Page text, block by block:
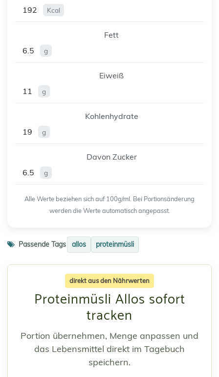
192
Kcal
Fett
6.5
g
Eiweiß
11
g
Kohlenhydrate
19
g
Davon Zucker
6.5
g
Alle Werte beziehen sich auf 100g/ml. Bei Portionsänderung
werden die Werte automatisch angepasst.
Passende Tags allos proteinmüsli
direkt aus den Nährwerten
Proteinmüsli Allos sofort
tracken
Portion übernehmen, Menge anpassen und
das Lebensmittel direkt im Tagebuch
speichern.